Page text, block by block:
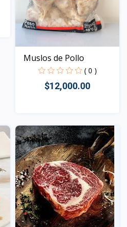
Muslos de Pollo
( 0 )
$12,000.00
Vista